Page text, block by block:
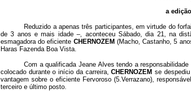
a
Reduzido a apenas três participantes, em virtude do
de 3 anos e mais idade –, aconteceu Sábado, dia 21, na
esmagadora do eficiente CHERNOZEM (Macho, Castanho, 5
Haras Fazenda Boa Vista.
Com a qualificada Jeane Alves tendo a
colocado durante o início da carreira,CHERNOZEM se
vantagem sobre o eficiente Fervoroso (5.Verrazano),
terceiro e último posto.